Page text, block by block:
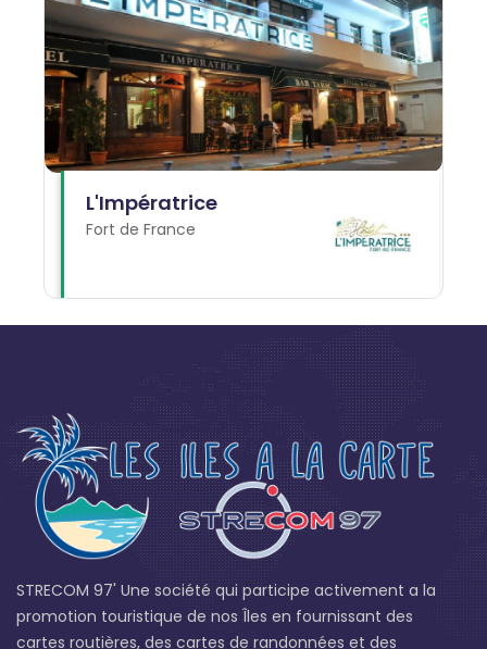
L'Impératrice
Fort de France
STRECOM 97' Une société qui participe activement a la
promotion touristique de nos Îles en fournissant des
cartes routières, des cartes de randonnées et des